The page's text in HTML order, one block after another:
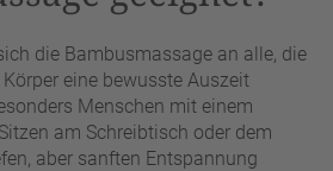
die Bambusmassage an alle, die
eine bewusste Auszeit
Menschen mit einem
am Schreibtisch oder dem
aber sanften Entspannung